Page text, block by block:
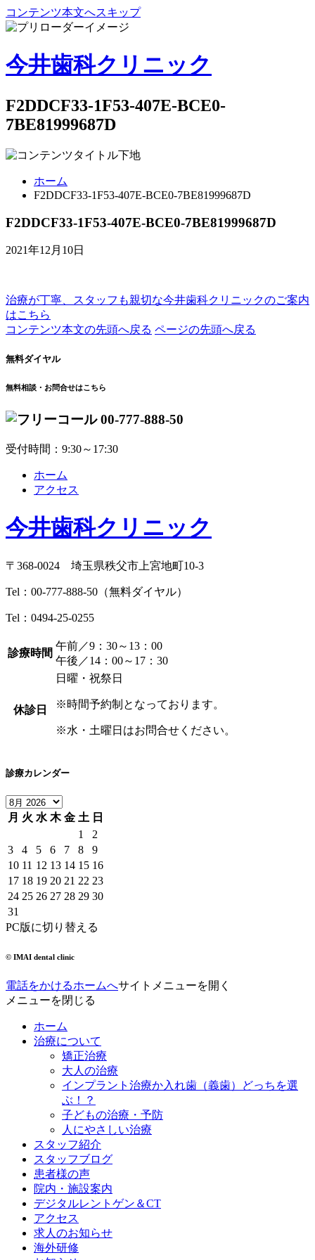
コンテンツ本文へスキップ
今井歯科クリニック
F2DDCF33-1F53-407E-BCE0-
7BE81999687D
ホーム
F2DDCF33-1F53-407E-BCE0-7BE81999687D
F2DDCF33-1F53-407E-BCE0-7BE81999687D
2021年12月10日
治療が丁寧、スタッフも親切な今井歯科クリニックのご案内
はこちら
コンテンツ本文の先頭へ戻る ページの先頭へ戻る
無料ダイヤル
無料相談・お問合せはこちら
00-777-888-50
受付時間：9:30～17:30
ホーム
アクセス
今井歯科クリニック
〒368-0024 埼玉県秩父市上宮地町10-3
Tel： 00-777-888-50 （無料ダイヤル）
Tel： 0494-25-0255
診療時間
午前／9：30～13：00
午後／14：00～17：30
休診日
日曜・祝祭日
※時間予約制となっております。
※水・土曜日はお問合せください。
診療カレンダー
月 火 水 木 金 土 日
1
2
3
4 5 6 7 8
9
10 11 12 13 14 15 16
17 18 19 20 21 22 23
24 25 26 27 28 29 30
31
PC版に切り替える
© IMAI dental clinic
電話をかけるホームへサイトメニューを開く
メニューを閉じる
ホーム
治療について
矯正治療
大人の治療
インプラント治療か入れ歯（義歯）どっちを選
ぶ！？
子どもの治療・予防
人にやさしい治療
スタッフ紹介
スタッフブログ
患者様の声
院内・施設案内
デジタルレントゲン＆CT
アクセス
求人のお知らせ
海外研修